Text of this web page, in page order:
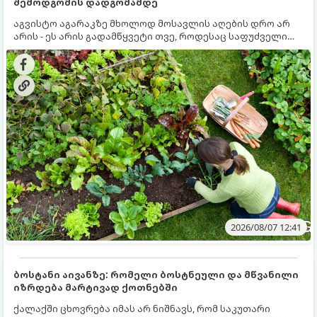
აგვისტო აგარაკზე მხოლოდ მოსავლის აღების დრო არ
არის - ეს არის გადამწყვეტი თვე, როდესაც საფუძველი
ეყრება მომავალი წლის მოსავალს და ბაღი მზადდება
შემოდგომა-ზამთრის სეზონისთვის. იმისათვის, რომ
ნიადაგმა ენერგია აღიდგინოს, ხოლო მცენარეებმა
ზამთარს გაუძლონ, აგვისტოს ბოლომდე 5
მნიშვნელოვანი საქმის გაკეთება უნდა მოასწროთ:
2026/08/07 12:41
ბოსტანი აივანზე: რომელი ბოსტნეული და მწვანილი
იზრდება მარტივად ქოთნებში
ქალაქში ცხოვრება იმას არ ნიშნავს, რომ საკუთარი